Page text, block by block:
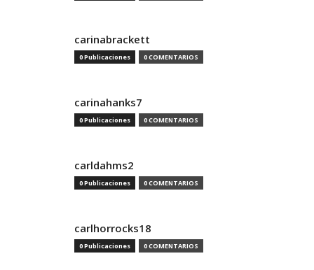
carinabrackett
0 Publicaciones 0 COMENTARIOS
carinahanks7
0 Publicaciones 0 COMENTARIOS
carldahms2
0 Publicaciones 0 COMENTARIOS
carlhorrocks18
0 Publicaciones 0 COMENTARIOS